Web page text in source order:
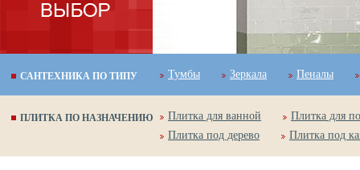
САНТЕХНИКА ПО ТИПУ Тумбы Зеркала Пеналы
ПЛИТКА ПО НАЗНАЧЕНИЮ Плитка для ванной
Плитка для
Плитка под дерево
Плитка под